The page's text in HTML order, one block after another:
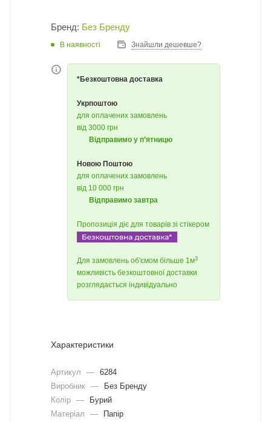
Бренд: Без Бренду
В наявності Знайшли дешевше?
*Безкоштовна доставка
Укрпоштою
для оплачених замовлень
від 3000 грн
Відправимо у п’ятницю
Новою Поштою
для оплачених замовлень
від 10 000 грн
Відправимо завтра
Пропозиція діє для товарів зі стікером
Для замовлень об'ємом більше 1м3
можливість безкоштовної доставки
розглядається індивідуально
Характеристики
Артикул — 6284
Виробник —
Без Бренду
Колір —
Бурий
Матеріал
—
Папір